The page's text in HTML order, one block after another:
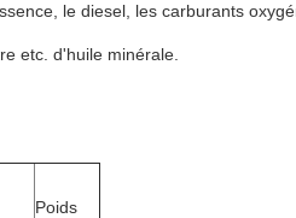
le diesel, les carburants
etc. d'huile minérale.
Poids